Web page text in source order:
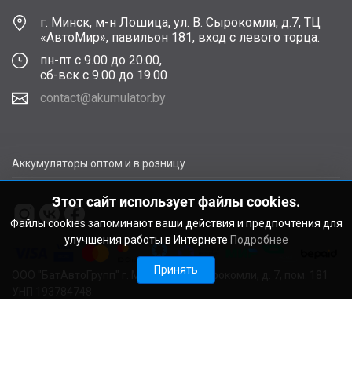
г. Минск, м-н Лошица, ул. В. Сырокомли, д.7, ТЦ
«АвтоМир», павильон 181, вход с левого торца.
пн-пт с 9.00 до 20.00,
сб-вск с 9.00 до 19.00
contact@akumulator.by
Аккумуляторы оптом и в розницу
ООО "БатАвтоГрупп" г. Минск, ул. В. Сырокомли, д. 7, пом. 181
Этот сайт использует файлы cookies.
Файлы cookies запоминают ваши действия и предпочтения для
улучшения работы в Интернете Подробнее
Принять